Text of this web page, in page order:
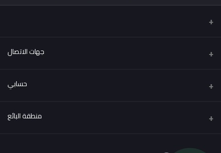
جهات الاتصال
عنوان
Babamisr Shopping
هاتف
البريد الإلكتروني
حسابي
تسجيل الدخول
قائمة امنياتي
منطقة البائع
كن بائعًا قدم الآن